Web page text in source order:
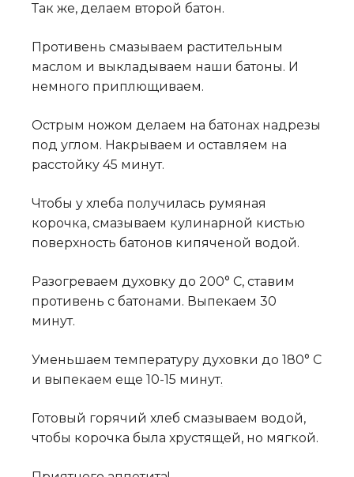
Так же, делаем второй батон.
Противень смазываем растительным
маслом и выкладываем наши батоны. И
немного приплющиваем.
Острым ножом делаем на батонах надрезы
под углом. Накрываем и оставляем на
расстойку 45 минут.
Чтобы у хлеба получилась румяная
корочка, смазываем кулинарной кистью
поверхность батонов кипяченой водой.
Разогреваем духовку до 200° C, ставим
противень с батонами. Выпекаем 30
минут.
Уменьшаем температуру духовки до 180° C
и выпекаем еще 10-15 минут.
Готовый горячий хлеб смазываем водой,
чтобы корочка была хрустящей, но мягкой.